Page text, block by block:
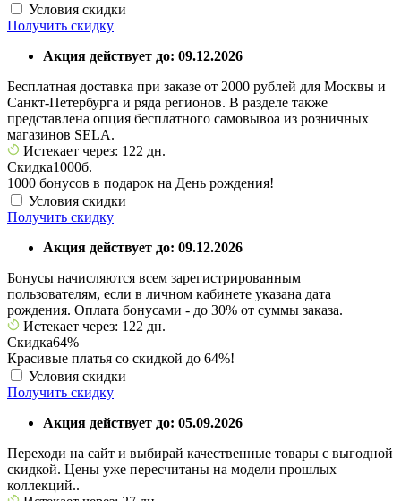
Условия скидки
Получить скидку
Акция действует до: 09.12.2026
Бесплатная доставка при заказе от 2000 рублей для Москвы и
Санкт-Петербурга и ряда регионов. В разделе также
представлена опция бесплатного самовывоа из розничных
магазинов SELA.
Истекает через: 122 дн.
Скидка1000б.
1000 бонусов в подарок на День рождения!
Условия скидки
Получить скидку
Акция действует до: 09.12.2026
Бонусы начисляются всем зарегистрированным
пользователям, если в личном кабинете указана дата
рождения. Оплата бонусами - до 30% от суммы заказа.
Истекает через: 122 дн.
Скидка64%
Красивые платья со скидкой до 64%!
Условия скидки
Получить скидку
Акция действует до: 05.09.2026
Переходи на сайт и выбирай качественные товары с выгодной
скидкой. Цены уже пересчитаны на модели прошлых
коллекций..